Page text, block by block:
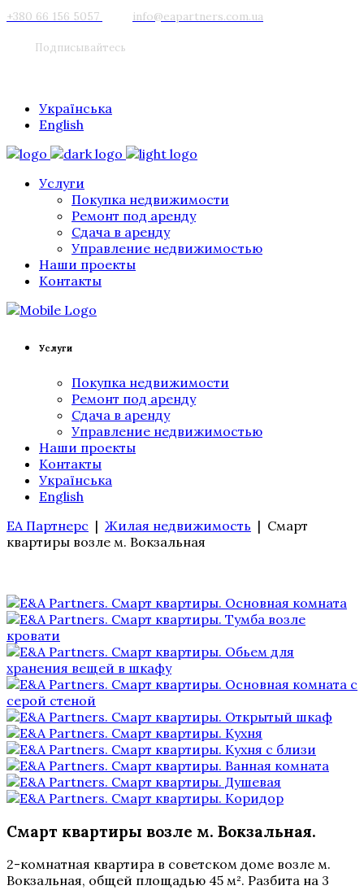
+380 66 156 5057 info@eapartners.com.ua
Подписывайтесь
Українська
English
Услуги
Покупка недвижимости
Ремонт под аренду
Сдача в аренду
Управление недвижимостью
Наши проекты
Контакты
Услуги
Покупка недвижимости
Ремонт под аренду
Сдача в аренду
Управление недвижимостью
Наши проекты
Контакты
Українська
English
ЕА Партнерс | Жилая недвижимость | Смарт
квартиры возле м. Вокзальная
Смарт квартиры возле м. Вокзальная.
2-комнатная квартира в советском доме возле м.
Вокзальная, общей площадью 45 м². Разбита на 3